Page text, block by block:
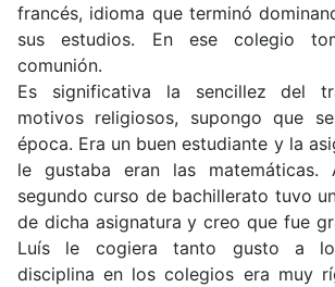
francés, idioma que terminó
sus estudios. En ese colegio
comunión.
Es significativa la sencillez del
motivos religiosos, supongo que
época. Era un buen estudiante y la
le gustaba eran las matemáticas.
segundo curso de bachillerato tuvo
de dicha asignatura y creo que fue
Luís le cogiera tanto gusto a
disciplina en los colegios era muy